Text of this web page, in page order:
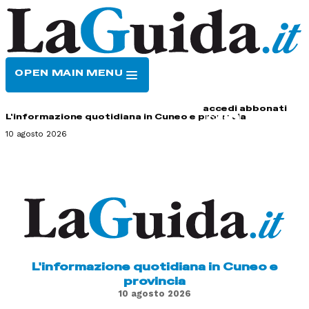
OPEN MAIN MENU
accedi abbonati
L'informazione quotidiana in Cuneo e provincia
10 agosto 2026
L'informazione quotidiana in Cuneo e
provincia
10 agosto 2026